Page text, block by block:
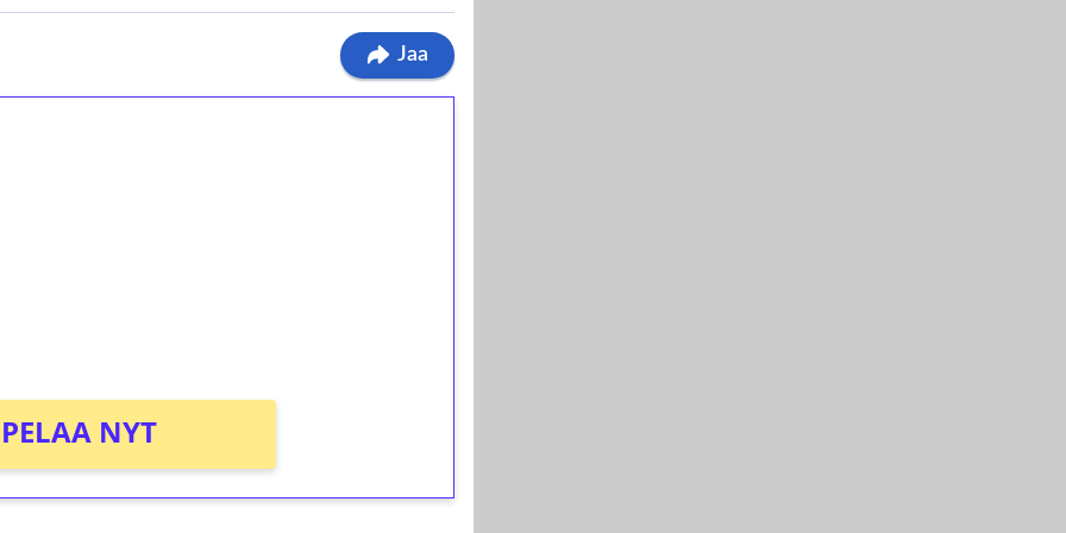
Jaa
PELAA NYT